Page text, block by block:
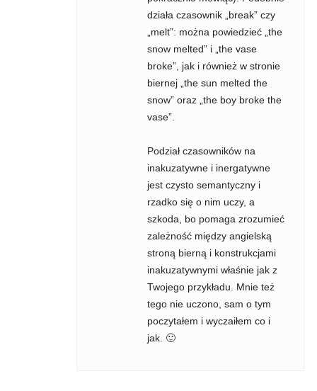
działa czasownik „break” czy
„melt”: można powiedzieć „the
snow melted” i „the vase
broke”, jak i również w stronie
biernej „the sun melted the
snow” oraz „the boy broke the
vase”.
Podział czasowników na
inakuzatywne i inergatywne
jest czysto semantyczny i
rzadko się o nim uczy, a
szkoda, bo pomaga zrozumieć
zależność między angielską
stroną bierną i konstrukcjami
inakuzatywnymi właśnie jak z
Twojego przykładu. Mnie też
tego nie uczono, sam o tym
poczytałem i wyczaiłem co i
jak. 🙂